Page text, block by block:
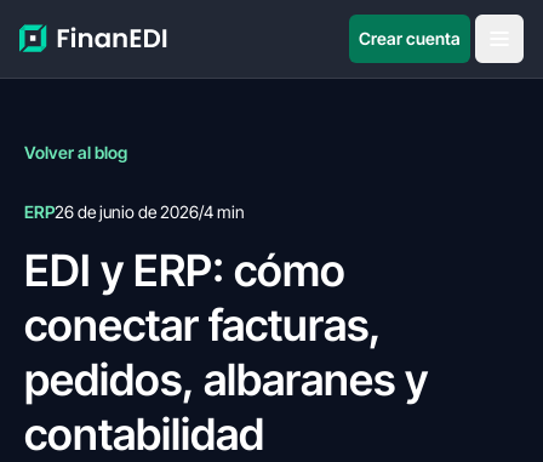
Crear cuenta
Volver al blog
ERP26 de junio de 2026/4 min
EDI y ERP: cómo
conectar facturas,
pedidos, albaranes y
contabilidad